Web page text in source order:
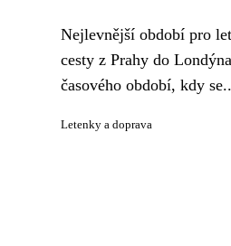
Nejlevnější období pro
cesty z Prahy do
časového období, kdy
Letenky a doprava